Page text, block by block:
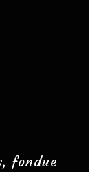
fondue